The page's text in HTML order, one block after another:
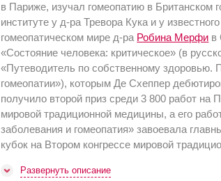
в Париже, изучал гомеопатию в Британском
институте у д-ра Тревора Кука и у
гомеопатическом мире д-ра Робина Мерфи в
«Состояние человека: критическое» (в
«Путеводитель по собственному здоровью.
гомеопатии»), которым Де Схеппер
получило второй приз среди 3 800 работ на
мировой традиционной медицины, а его
заболевания и гомеопатия» завоевала
кубок на Втором конгрессе мировой
Развернуть описание